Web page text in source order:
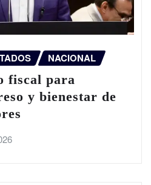
NACIONAL
fiscal para
y bienestar de